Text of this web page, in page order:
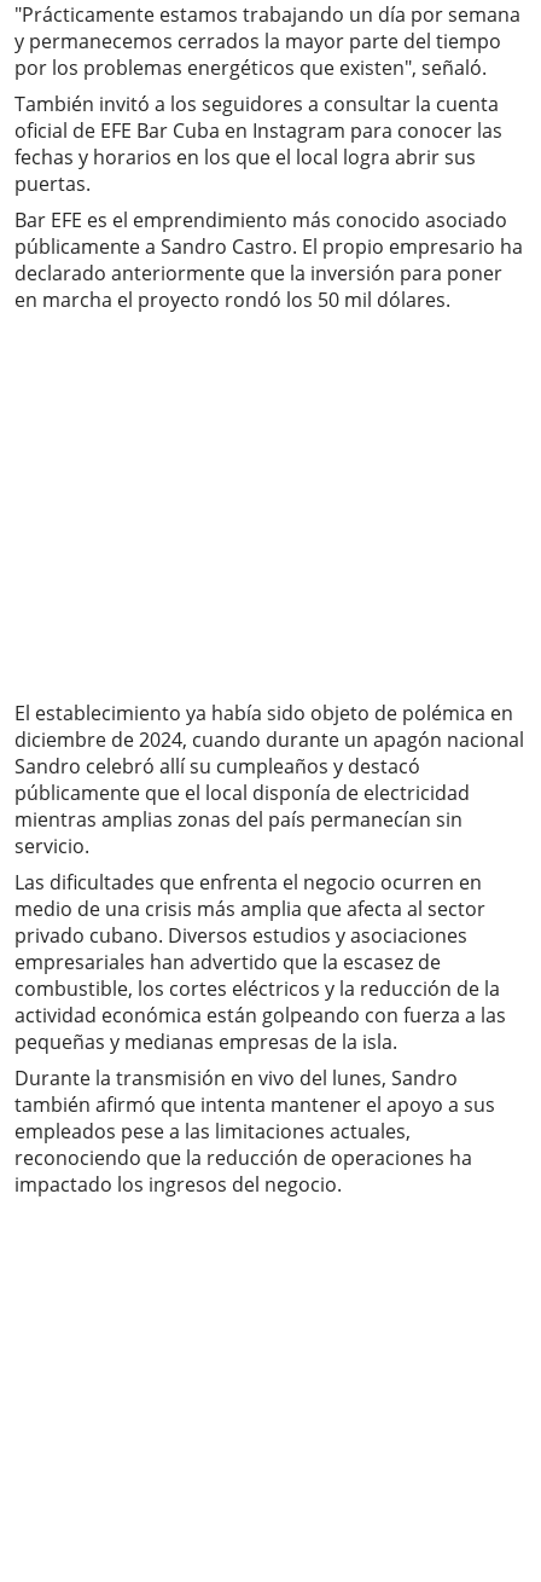
"Prácticamente estamos trabajando un día por semana
y permanecemos cerrados la mayor parte del tiempo
por los problemas energéticos que existen", señaló.
También invitó a los seguidores a consultar la cuenta
oficial de EFE Bar Cuba en Instagram para conocer las
fechas y horarios en los que el local logra abrir sus
puertas.
Bar EFE es el emprendimiento más conocido asociado
públicamente a Sandro Castro. El propio empresario ha
declarado anteriormente que la inversión para poner
en marcha el proyecto rondó los 50 mil dólares.
El establecimiento ya había sido objeto de polémica en
diciembre de 2024, cuando durante un apagón nacional
Sandro celebró allí su cumpleaños y destacó
públicamente que el local disponía de electricidad
mientras amplias zonas del país permanecían sin
servicio.
Las dificultades que enfrenta el negocio ocurren en
medio de una crisis más amplia que afecta al sector
privado cubano. Diversos estudios y asociaciones
empresariales han advertido que la escasez de
combustible, los cortes eléctricos y la reducción de la
actividad económica están golpeando con fuerza a las
pequeñas y medianas empresas de la isla.
Durante la transmisión en vivo del lunes, Sandro
también afirmó que intenta mantener el apoyo a sus
empleados pese a las limitaciones actuales,
reconociendo que la reducción de operaciones ha
impactado los ingresos del negocio.